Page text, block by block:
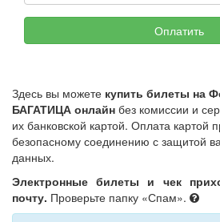
Оплатить
Здесь вы можете купить билеты на
БАГАТИЦА онлайн без комиссии и
их банковской картой. Оплата картой
безопасному соединению с защитой
данных.
Электронные билеты и чек
почту. Проверьте папку «Спам».